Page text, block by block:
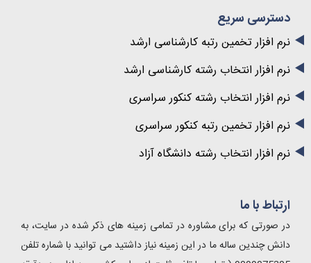
دسترسی سریع
نرم افزار تخمین رتبه کارشناسی ارشد
نرم افزار انتخاب رشته کارشناسی ارشد
نرم افزار انتخاب رشته کنکور سراسری
نرم افزار تخمین رتبه کنکور سراسری
نرم افزار انتخاب رشته دانشگاه آزاد
ارتباط با ما
در صورتی که برای مشاوره در تمامی زمینه های ذکر شده در سایت، به
دانش چندین ساله ما در این زمینه نیاز داشتید می توانید با شماره تلفن